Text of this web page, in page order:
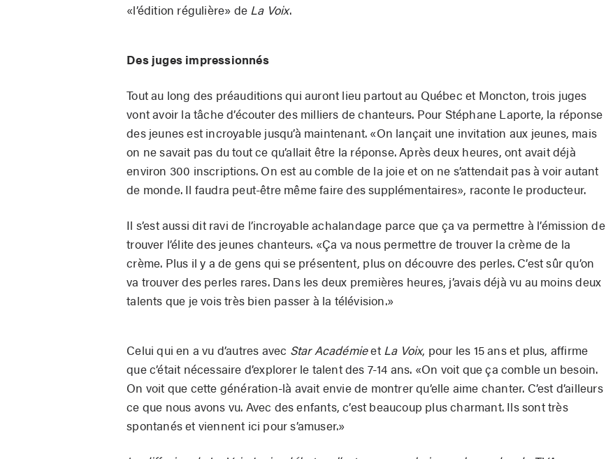
«l’édition régulière» de La Voix.
Des juges impressionnés
Tout au long des préauditions qui auront lieu partout au Québec et Moncton, trois juges
vont avoir la tâche d’écouter des milliers de chanteurs. Pour Stéphane Laporte, la réponse
des jeunes est incroyable jusqu’à maintenant. «On lançait une invitation aux jeunes, mais
on ne savait pas du tout ce qu’allait être la réponse. Après deux heures, ont avait déjà
environ 300 inscriptions. On est au comble de la joie et on ne s’attendait pas à voir autant
de monde. Il faudra peut-être même faire des supplémentaires», raconte le producteur.
Il s’est aussi dit ravi de l’incroyable achalandage parce que ça va permettre à l’émission de
trouver l’élite des jeunes chanteurs. «Ça va nous permettre de trouver la crème de la
crème. Plus il y a de gens qui se présentent, plus on découvre des perles. C’est sûr qu’on
va trouver des perles rares. Dans les deux premières heures, j’avais déjà vu au moins deux
talents que je vois très bien passer à la télévision.»
Celui qui en a vu d’autres avec Star Académieet La Voix, pour les 15 ans et plus, affirme
que c’était nécessaire d’explorer le talent des 7-14 ans. «On voit que ça comble un besoin.
On voit que cette génération-là avait envie de montrer qu’elle aime chanter. C’est d’ailleurs
ce que nous avons vu. Avec des enfants, c’est beaucoup plus charmant. Ils sont très
spontanés et viennent ici pour s’amuser.»